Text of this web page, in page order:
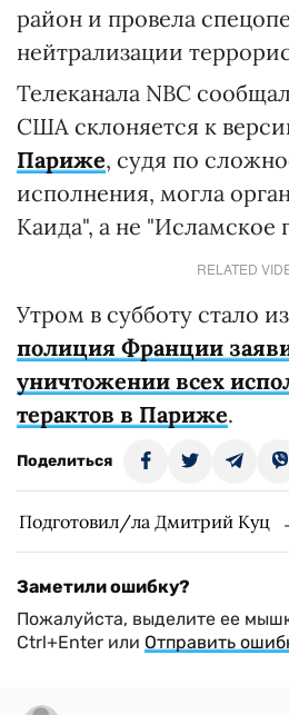
район и провела
нейтрализации
Телеканала NBC
США склоняется к
Париже, судя по
исполнения, могла
Каида", а не "Исламское
RELATED
Утром в субботу стало
полиция Франции
уничтожении всех
терактов в Париже.
Поделиться
Подготовил/ла Дмитрий Куц
Заметили ошибку?
Пожалуйста, выделите ее
Ctrl+Enter или Отправить